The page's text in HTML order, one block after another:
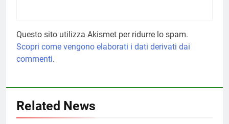
Questo sito utilizza Akismet per ridurre lo spam.
Scopri come vengono elaborati i dati derivati dai
commenti.
Related News